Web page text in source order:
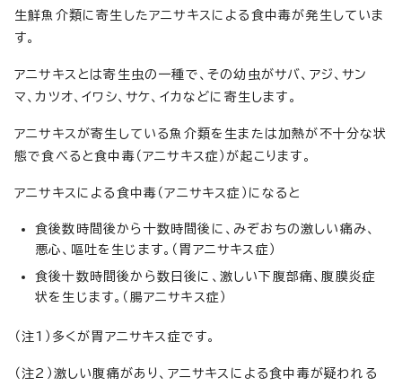
生鮮魚介類に寄生したアニサキスによる食中毒が発生していま
す。
アニサキスとは寄生虫の一種で、その幼虫がサバ、アジ、サン
マ、カツオ、イワシ、サケ、イカなどに寄生します。
アニサキスが寄生している魚介類を生または加熱が不十分な状
態で食べると食中毒（アニサキス症）が起こります。
アニサキスによる食中毒（アニサキス症）になると
食後数時間後から十数時間後に、みぞおちの激しい痛み、
悪心、嘔吐を生じます。（胃アニサキス症）
食後十数時間後から数日後に、激しい下腹部痛、腹膜炎症
状を生じます。（腸アニサキス症）
（注1）多くが胃アニサキス症です。
（注2）激しい腹痛があり、アニサキスによる食中毒が疑われる